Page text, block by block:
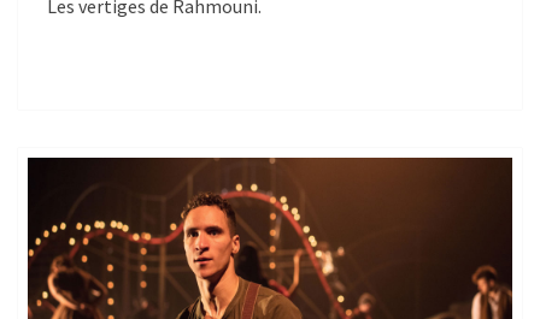
Les vertiges de Rahmouni.